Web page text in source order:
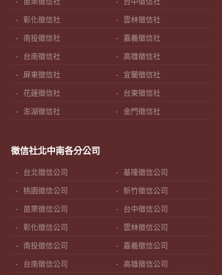
彰化徵信社 雲林徵信社
南投徵信社 嘉義徵信社
台南徵信社 高雄徵信社
屏東徵信社 宜蘭徵信社
花蓮徵信社 台東徵信社
澎湖徵信社 金門徵信社
徵信社北中南各分公司
台北徵信公司 基隆徵信公司
桃園徵信公司 新竹徵信公司
苗栗徵信公司 台中徵信公司
彰化徵信公司 雲林徵信公司
南投徵信公司 嘉義徵信公司
台南徵信公司 高雄徵信公司